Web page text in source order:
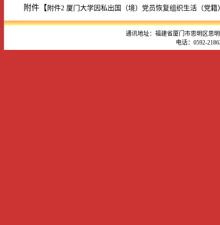
附件【 附件2 厦门大学因私出国（境）党员恢复组织生活（党籍
通讯地址：福建省厦门市思明区思
电话：0592-